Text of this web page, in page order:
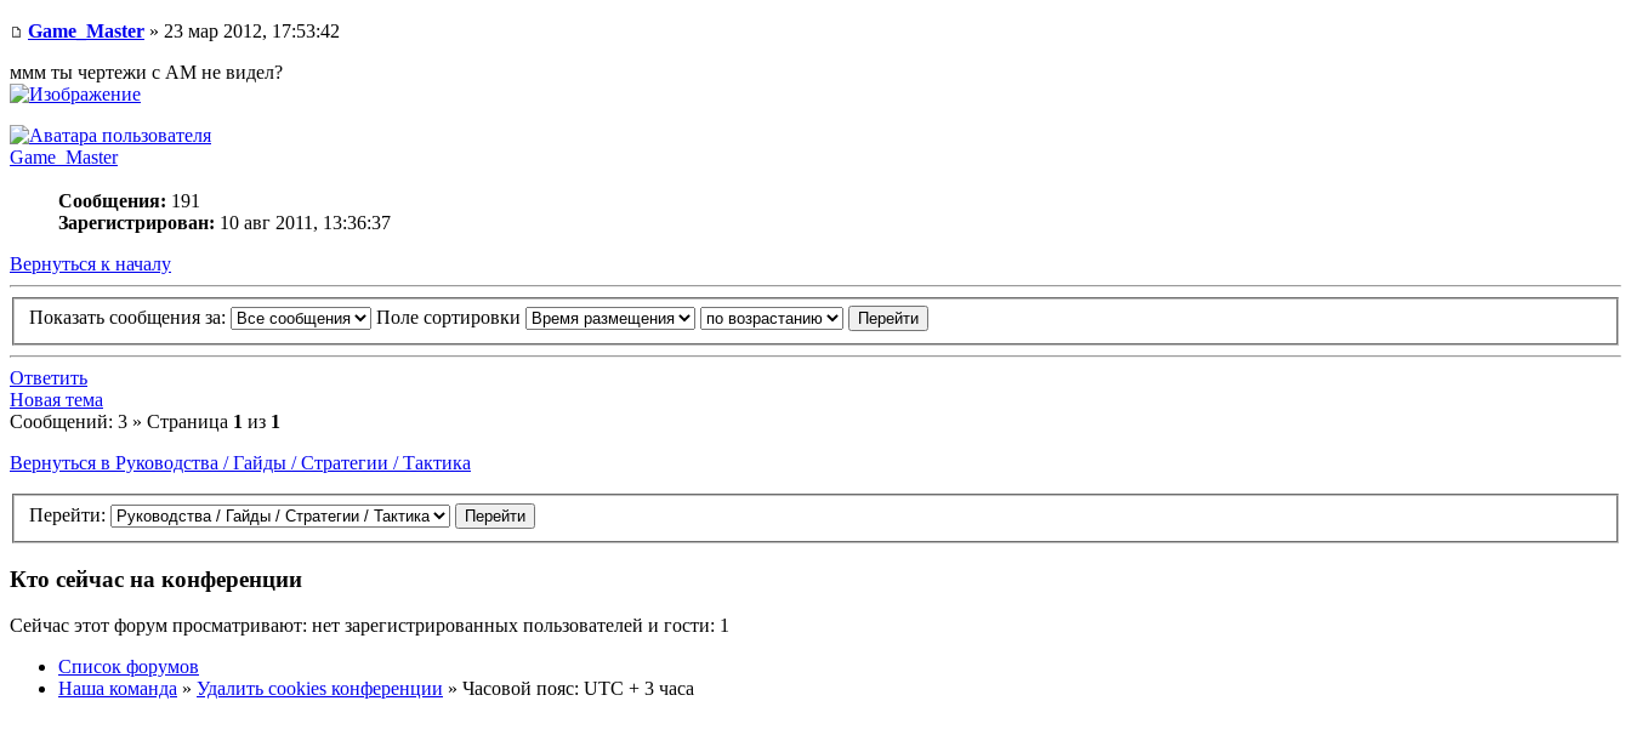
Game_Master » 23 мар 2012, 17:53:42
ммм ты чертежи с АМ не видел?
Game_Master
Сообщения: 191
Зарегистрирован: 10 авг 2011, 13:36:37
Вернуться к началу
Показать сообщения за: Поле сортировки
Ответить
Новая тема
Сообщений: 3 » Страница 1 из 1
Вернуться в Руководства / Гайды / Стратегии / Тактика
Перейти:
Кто сейчас на конференции
Сейчас этот форум просматривают: нет зарегистрированных пользователей и гости: 1
Список форумов
Наша команда » Удалить cookies конференции » Часовой пояс: UTC + 3 часа